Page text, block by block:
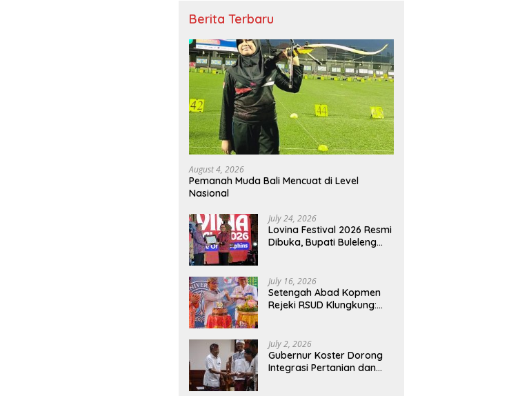
Berita Terbaru
August 4, 2026
Pemanah Muda Bali Mencuat di Level
Nasional
July 24, 2026
Lovina Festival 2026 Resmi
Dibuka, Bupati Buleleng
July 16, 2026
Setengah Abad Kopmen
Rejeki RSUD Klungkung:
Inovasi Digital
July 2, 2026
Gubernur Koster Dorong
Integrasi Pertanian dan